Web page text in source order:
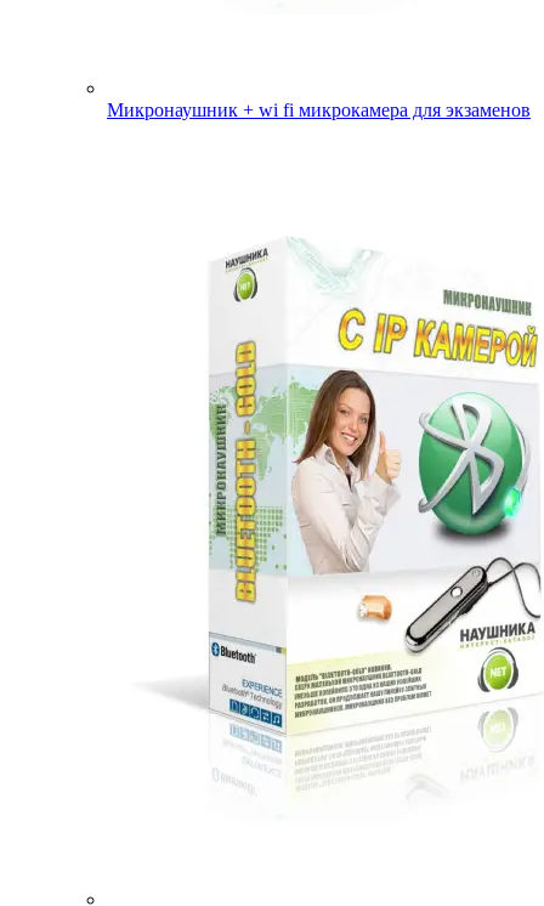
Микронаушник + wi fi микрокамера для экзаменов